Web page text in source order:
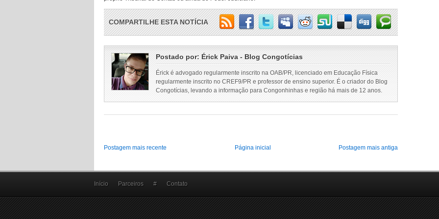
COMPARTILHE ESTA NOTÍCIA
Postado por: Érick Paiva - Blog Congotícias
Érick é advogado regularmente inscrito na OAB/PR, licenciado em Educação Física
regularmente inscrito no CREF9/PR e professor de ensino superior. É o criador do Blog
Congotícias, levando a informação para Congonhinhas e região há mais de 12 anos.
Postagem mais recente Postagem mais antiga
Página inicial
Início Parceiros # Contato